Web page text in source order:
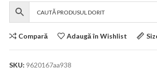
Compară Adaugă în Wishlist
SKU: 9620167aa938